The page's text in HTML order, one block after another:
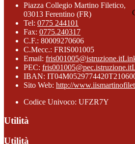
Piazza Collegio Martino Filetico,
03013 Ferentino (FR)
Tel: 0775 244101
Fax: 0775.240317
C.F.: 80009270606
C.Mecc.: FRIS001005
Email: fris001005@istruzione.it
PEC: fris001005@pec.istruzione.it
IBAN:
Sito Web: http://
Codice Univoco: UFZR7Y
Utilità
Utilità